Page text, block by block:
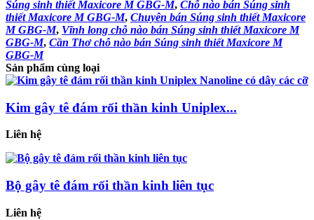
Súng sinh thiết Maxicore M GBG-M, Chỗ nào bán Súng sinh
thiết Maxicore M GBG-M, Chuyên bán Súng sinh thiết Maxicore
M GBG-M, Vĩnh long chỗ nào bán Súng sinh thiết Maxicore M
GBG-M, Cần Thơ chỗ nào bán Súng sinh thiết Maxicore M
GBG-M
Sản phẩm cùng loại
Kim gây tê đám rối thần kinh Uniplex...
Liên hệ
Bộ gây tê đám rối thần kinh liên tục
Liên hệ